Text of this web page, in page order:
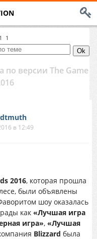
1 1
по версии The Game
в 12:49
2016, которая прошла
были объявлены
шоу оказалась
как «Лучшая игра
игра», «Лучшая
Blizzard была